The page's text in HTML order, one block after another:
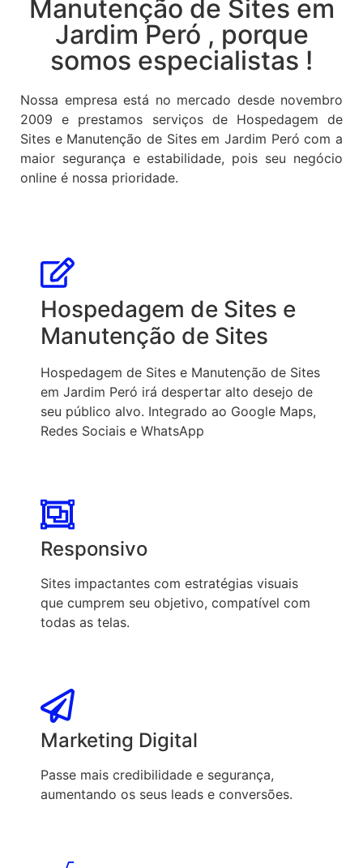
Manutenção de Sites em
Jardim Peró , porque
somos especialistas !
Nossa empresa está no mercado desde novembro
2009 e prestamos serviços de Hospedagem de
Sites e Manutenção de Sites em Jardim Peró com a
maior segurança e estabilidade, pois seu negócio
online é nossa prioridade.
Hospedagem de Sites e
Manutenção de Sites
Hospedagem de Sites e Manutenção de Sites
em Jardim Peró irá despertar alto desejo de
seu público alvo. Integrado ao Google Maps,
Redes Sociais e WhatsApp
Responsivo
Sites impactantes com estratégias visuais
que cumprem seu objetivo, compatível com
todas as telas.
Marketing Digital
Passe mais credibilidade e segurança,
aumentando os seus leads e conversões.